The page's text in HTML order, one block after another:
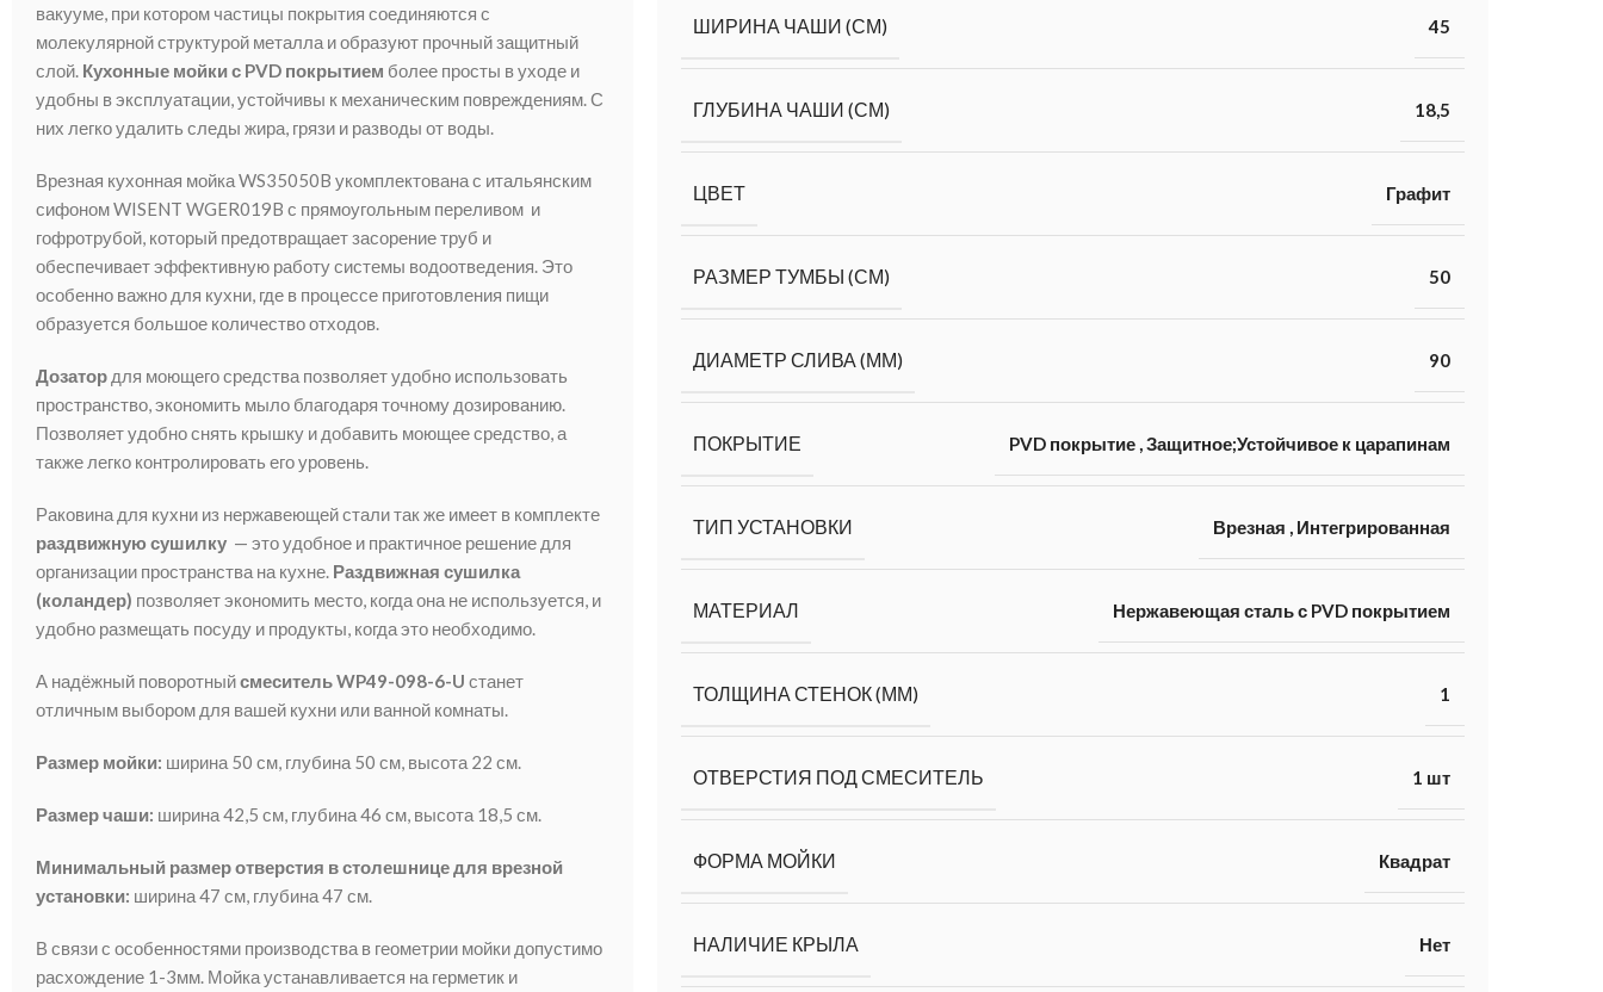
вакууме, при котором частицы покрытия соединяются с
молекулярной структурой металла и образуют прочный защитный
слой. Кухонные мойки с PVD покрытием более просты в уходе и
удобны в эксплуатации, устойчивы к механическим повреждениям. С
них легко удалить следы жира, грязи и разводы от воды.
Врезная кухонная мойка WS35050B укомплектована с итальянским
сифоном WISENT WGER019B с прямоугольным переливом и
гофротрубой, который предотвращает засорение труб и
обеспечивает эффективную работу системы водоотведения. Это
особенно важно для кухни, где в процессе приготовления пищи
образуется большое количество отходов.
Дозатор для моющего средства позволяет удобно использовать
пространство, экономить мыло благодаря точному дозированию.
Позволяет удобно снять крышку и добавить моющее средство, а
также легко контролировать его уровень.
Раковина для кухни из нержавеющей стали так же имеет в комплекте
раздвижную сушилку — это удобное и практичное решение для
организации пространства на кухне. Раздвижная сушилка
(коландер) позволяет экономить место, когда она не используется, и
удобно размещать посуду и продукты, когда это необходимо.
А надёжный поворотныйсмеситель WP49-098-6-U станет
отличным выбором для вашей кухни или ванной комнаты.
Размер мойки: ширина 50 см, глубина 50 см, высота 22 см.
Размер чаши: ширина 42,5 см, глубина 46 см, высота 18,5 см.
Минимальный размер отверстия в столешнице для врезной
установки: ширина 47 см, глубина 47 см.
В связи с особенностями производства в геометрии мойки допустимо
расхождение 1-3мм. Мойка устанавливается на герметик и
ШИРИНА ЧАШИ (СМ) 45
ГЛУБИНА ЧАШИ (СМ) 18,5
ЦВЕТ Графит
РАЗМЕР ТУМБЫ (СМ) 50
ДИАМЕТР СЛИВА (ММ) 90
ПОКРЫТИЕ PVD покрытие,Защитное;Устойчивое к царапинам
ТИП УСТАНОВКИ Врезная , Интегрированная
МАТЕРИАЛ Нержавеющая сталь с PVD покрытием
ТОЛЩИНА СТЕНОК (ММ) 1
ОТВЕРСТИЯ ПОД СМЕСИТЕЛЬ 1 шт
ФОРМА МОЙКИ Квадрат
НАЛИЧИЕ КРЫЛА Нет